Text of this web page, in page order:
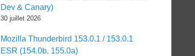
Dev & Canary)
30 juillet 2026
Mozilla Thunderbird 153.0.1 / 153.0.1
ESR (154.0b, 155.0a)